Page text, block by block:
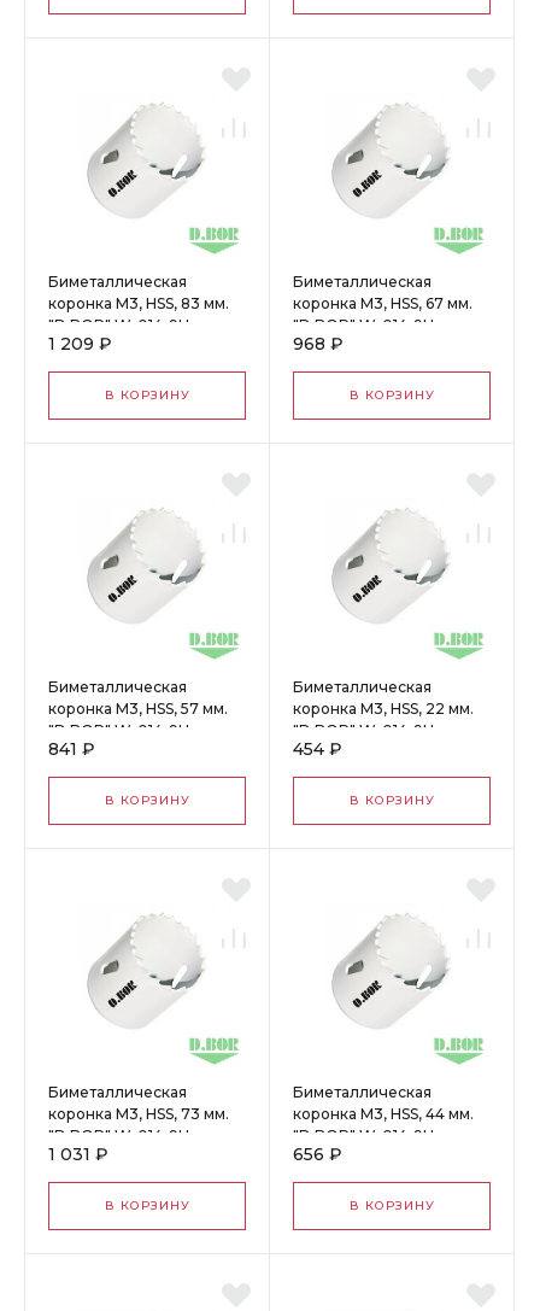
Биметаллическая
коронка М3, HSS, 83 мм.
"D.BOR" W-014-9H-
4008305D
1 209 ₽
В КОРЗИНУ
Биметаллическая
коронка М3, HSS, 67 мм.
"D.BOR" W-014-9H-
4006705D
968 ₽
В КОРЗИНУ
Биметаллическая
коронка М3, HSS, 57 мм.
"D.BOR" W-014-9H-
4005705D
841 ₽
В КОРЗИНУ
Биметаллическая
коронка М3, HSS, 22 мм.
"D.BOR" W-014-9H-
4002205D
454 ₽
В КОРЗИНУ
Биметаллическая
коронка М3, HSS, 73 мм.
"D.BOR" W-014-9H-
4007305D
1 031 ₽
В КОРЗИНУ
Биметаллическая
коронка М3, HSS, 44 мм.
"D.BOR" W-014-9H-
4004405D
656 ₽
В КОРЗИНУ